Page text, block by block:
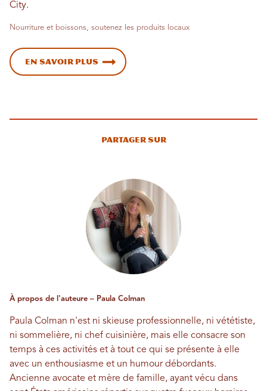
City.
Nourriture et boissons, soutenez les produits locaux
En savoir plus
Partager sur
À propos de l'auteure – Paula Colman
Paula Colman n'est ni skieuse professionnelle, ni vététiste,
ni sommelière, ni chef cuisinière, mais elle consacre son
temps à ces activités et à tout ce qui se présente à elle
avec un enthousiasme et un humour débordants.
Ancienne avocate et mère de famille, ayant vécu dans